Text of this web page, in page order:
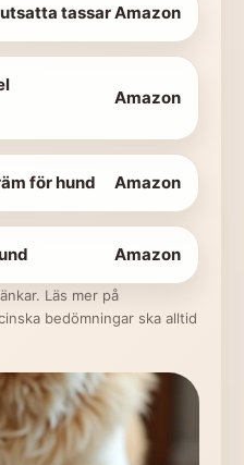
tassarAmazon
Amazon
för hund Amazon
Amazon
Läs mer på
bedömningar ska alltid